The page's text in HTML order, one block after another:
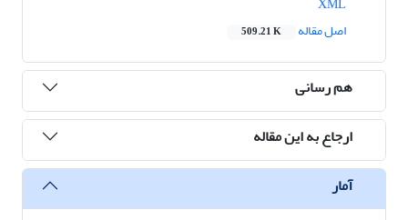
اصل مقاله
509.21 K
هم رسانی
ارجاع به این مقاله
آمار